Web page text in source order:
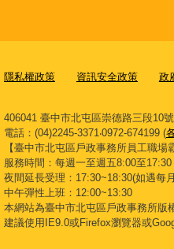
隱私權政策 資訊安全政策 政
406041 臺中市北屯區崇德路三段10
電話：(04)2245-3371‧0972-674199 (
【臺中市北屯區戶政事務所員工職
服務時間：每週一至週五8:00至17:30
夜間延長受理： 17:30~18:30(如遇每
中午彈性上班：12:00~13:30
本網站為臺中市北屯區戶政事務所版
建議使用IE9.0或Firefox瀏覽器或